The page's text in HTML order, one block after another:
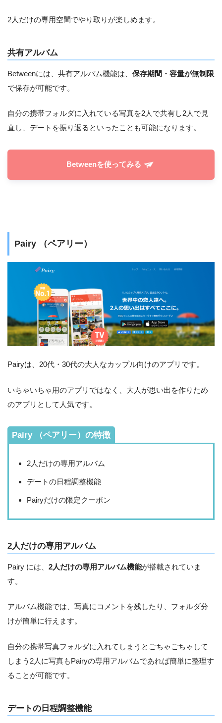
2人だけの専用空間でやり取りが楽しめます。
共有アルバム
Betweenには、共有アルバム機能は、 保存期間・容量が無制限
で保存が可能です。
自分の携帯フォルダに入れている写真を2人で共有し2人で見
直し、デートを振り返るといったことも可能になります。
Betweenを使ってみる
Pairy （ペアリー）
Pairyは、20代・30代の大人なカップル向けのアプリです。
いちゃいちゃ用のアプリではなく、大人が思い出を作りため
のアプリとして人気です。
Pairy （ペアリー）の特徴
2人だけの専用アルバム
デートの日程調整機能
Pairyだけの限定クーポン
2人だけの専用アルバム
Pairy には、 2人だけの専用アルバム機能が搭載されていま
す。
アルバム機能では、写真にコメントを残したり、フォルダ分
けが簡単に行えます。
自分の携帯写真フォルダに入れてしまうとごちゃごちゃして
しまう2人に写真もPairyの専用アルバムであれば簡単に整理す
ることが可能です。
デートの日程調整機能